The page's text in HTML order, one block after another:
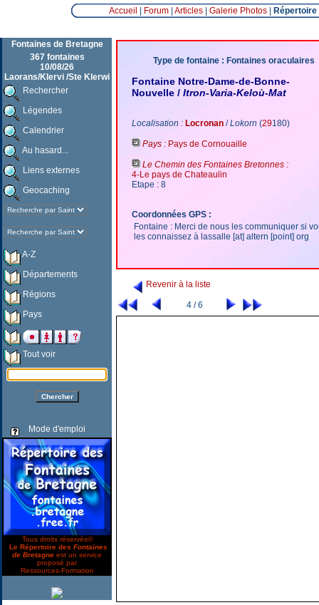
Accueil Forum| Articles| Galerie Photos|
Fontaines de Bretagne
367 fontaines
10/08/26
Laorans/Klervi /Ste Klerwi
Rechercher
Légendes
Calendrier
Au hasard...
Liens externes
Geocaching
A-Z
Départements
Régions
Pays
Tout voir
Mode d'emploi
Tous droits réservés©
Le Répertoire des Fontaines
de Bretagne est un service
proposé par
Ressources-Formation
Type de fontaine : Fontaines oraculaires
Fontaine Notre-Dame-de-Bonne-
Nouvelle / Itron-Varia-Keloù-Mat
Localisation : Locronan /Lokorn (29180)
Pays : Pays de Cornouaille
Le Chemin des Fontaines Bretonnes :
4-Le pays de Chateaulin
Etape : 8
Coordonnées GPS :
Fontaine : Merci de nous les communiquer si
les connaissez à lassalle [at] altern [point] org
Revenir à la liste
4 / 6